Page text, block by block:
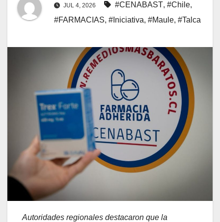
JUL 4, 2026 #CENABAST, #Chile,
#FARMACIAS, #Iniciativa, #Maule, #Talca
Autoridades regionales destacaron que la